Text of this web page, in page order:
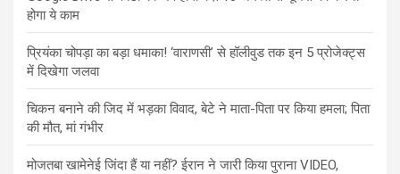
होगा ये काम
प्रियंका चोपड़ा का बड़ा धमाका! ‘वाराणसी’ से हॉलीवुड तक इन 5 प्रोजेक्ट्स
में दिखेगा जलवा
चिकन बनाने की जिद में भड़का विवाद, बेटे ने माता-पिता पर किया हमला; पिता
की मौत, मां गंभीर
मोजतबा खामेनेई जिंदा हैं या नहीं? ईरान ने जारी किया पुराना VIDEO,